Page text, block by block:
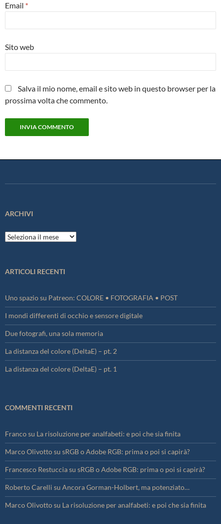
Email *
Sito web
Salva il mio nome, email e sito web in questo browser per la
prossima volta che commento.
ARCHIVI
Archivi
ARTICOLI RECENTI
Uno spazio su Patreon: COLORE • FOTOGRAFIA • POST
I mondi differenti di occhio e sensore digitale
Due fotografi, una sola memoria
La distanza del colore (DeltaE) – pt. 2
La distanza del colore (DeltaE) – pt. 1
COMMENTI RECENTI
Francosu La risoluzione per analfabeti: e poi che sia finita
Marco Olivottosu sRGB o Adobe RGB: prima o poi si capirà?
Francesco Restucciasu sRGB o Adobe RGB: prima o poi si capirà?
Roberto Carelli su Ancora Gorman-Holbert, ma potenziato…
Marco Olivottosu La risoluzione per analfabeti: e poi che sia finita